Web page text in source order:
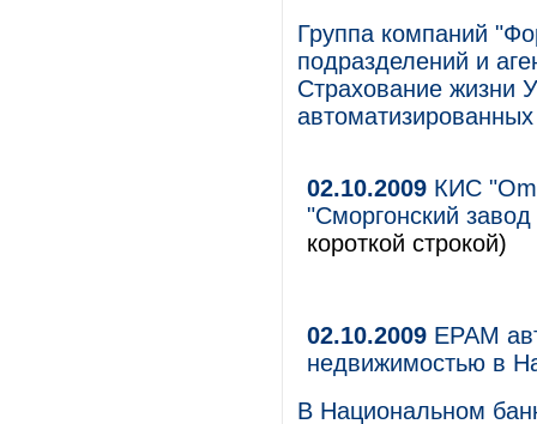
Группа компаний
подразделений и
Страхование жизни
02.10.2009 КИС
"Сморгонский завод
короткой строкой)
02.10.2009 EPAM
недвижимостью в
В Национальном